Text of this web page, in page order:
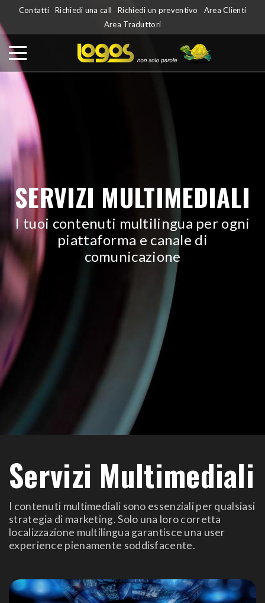
Contatti Richiedi una call Richiedi un preventivo
Area Clienti
Area Traduttori
SERVIZI MULTIMEDIALI
I tuoi contenuti multilingua per ogni
piattaforma e canale di
comunicazione
Servizi Multimediali
I contenuti multimediali sono essenziali per qualsiasi
strategia di marketing. Solo una loro corretta
localizzazione multilingua garantisce una user
experience pienamente soddisfacente.